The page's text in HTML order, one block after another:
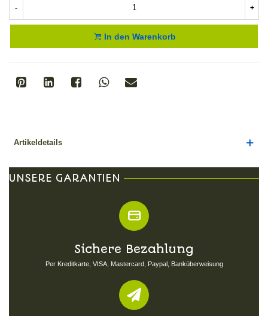
- +
In den Warenkorb
Artikeldetails
UNSERE GARANTIEN
Sichere Bezahlung
Per Kreditkarte, VISA, Mastercard, Paypal, Banküberweisung